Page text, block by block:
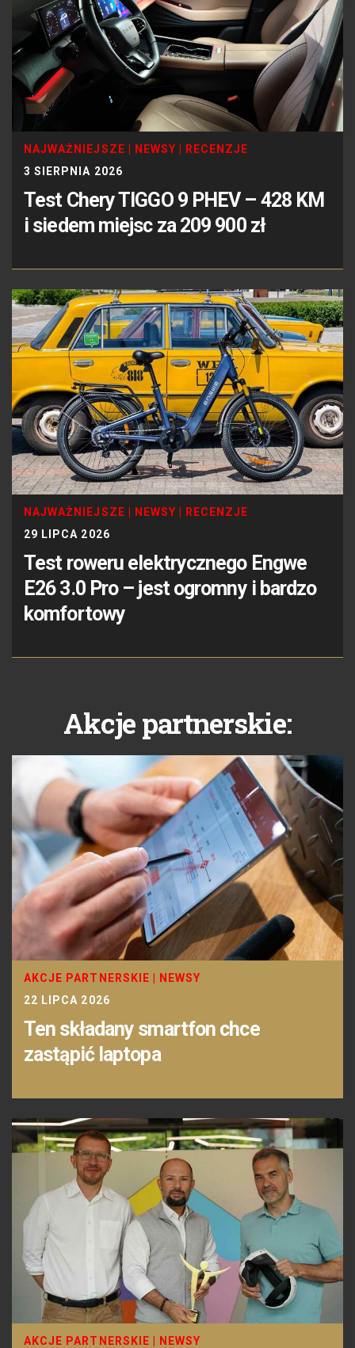
NAJWAŻNIEJSZE NEWSY
RECENZJE
3 SIERPNIA 2026
Test Chery TIGGO 9 PHEV – 428 KM
i siedem miejsc za 209 900 zł
NAJWAŻNIEJSZE NEWSY
RECENZJE
29 LIPCA 2026
Test roweru elektrycznego Engwe
E26 3.0 Pro – jest ogromny i bardzo
komfortowy
Akcje partnerskie:
AKCJE PARTNERSKIE
NEWSY
22 LIPCA 2026
Ten składany smartfon chce
zastąpić laptopa
AKCJE PARTNERSKIE
NEWSY